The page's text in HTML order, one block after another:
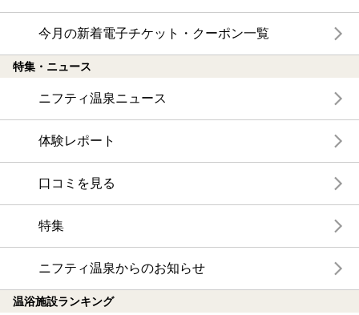
今月の新着電子チケット・クーポン一覧
特集・ニュース
ニフティ温泉ニュース
体験レポート
口コミを見る
特集
ニフティ温泉からのお知らせ
温浴施設ランキング